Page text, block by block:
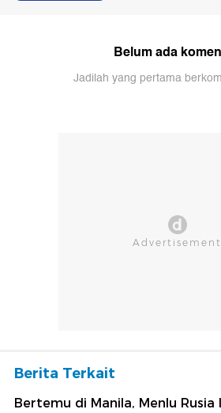
Belum ada
Jadilah yang pertama
Berita Terkait
Bertemu di Manila, Menlu Rusia